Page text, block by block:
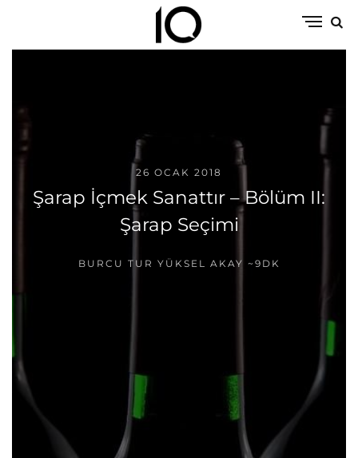
26 OCAK 2018
Şarap İçmek Sanattır – Bölüm II:
Şarap Seçimi
BURCU TUR YÜKSEL AKAY ~9DK